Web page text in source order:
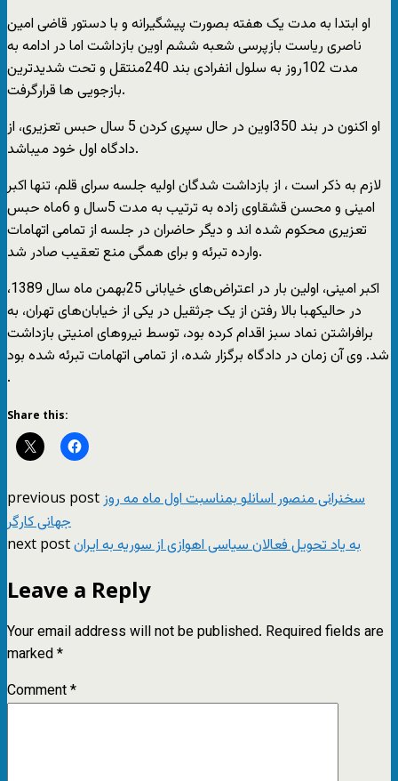
او ابتدا به مدت یک هفته بصورت پیشگیرانه و با دستور قاضی امین
ناصری ریاست بازپرسی شعبه ششم اوین بازداشت اما در ادامه به
مدت 102روز به سلول انفرادی بند 240منتقل و تحت شدیدترین
بازجویی ها قرارگرفت.
او اکنون در بند 350اوین در حال سپری کردن 5 سال حبس تعزیری، از
دادگاه اول خود میباشد.
لازم به ذکر است ، از بازداشت شدگان اولیه جلسه سرای قلم، تنها اکبر
امینی و محسن قشقاوی زاده به ترتیب به مدت 5سال و 6ماه حبس
تعزیری محکوم شده اند و دیگر حاضران در جلسه از تمامی اتهامات
وارده تبرئه و برای همگی منع تعقیب صادر شد.
اکبر امینی، اولین بار در اعتراض‌های خیابانی 25بهمن ماه سال 1389،
در حالیکهبا بالا رفتن از یک جرثقیل در یکی از خیابان‌های تهران، به
برافراشتن نماد سبز اقدام کرده بود، توسط نیروهای امنیتی بازداشت
شد. وی آن زمان در دادگاه برگزار شده، از تمامی اتهامات تبرئه شده بود
.
Share this:
previous post سخنرانی منصور اسانلو بمناسبت اول ماه مه روز
جهانی کارگر
next postبه یاد تحویل فعالان سیاسی اهوازی از سوريه به ایران
Leave a Reply
Your email address will not be published. Required fields are
marked*
Comment*